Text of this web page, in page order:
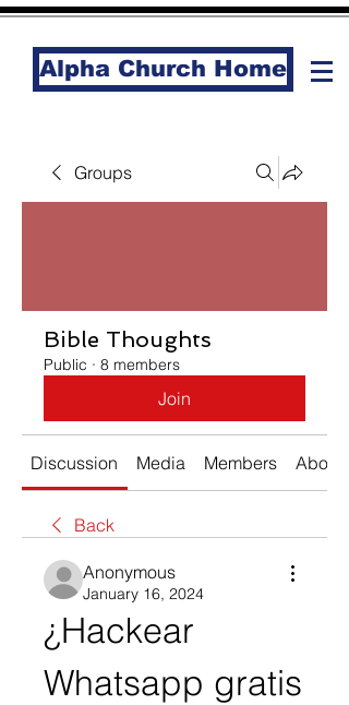
Alpha Church Home
Groups
Bible Thoughts
Public · 8 members
Join
Discussion Media Members About
Back
Anonymous
January 16, 2024
¿Hackear
Whatsapp gratis